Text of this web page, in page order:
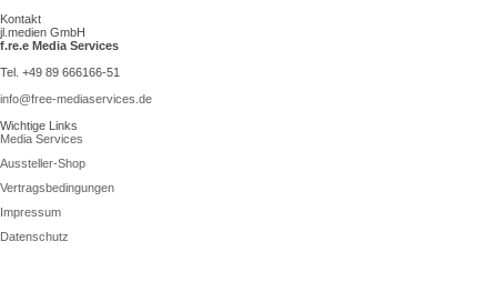
Kontakt
jl.medien GmbH
f.re.e Media Services
Tel. +49 89 666166-51
info@free-mediaservices.de
Wichtige Links
Media Services
Aussteller-Shop
Vertragsbedingungen
Impressum
Datenschutz